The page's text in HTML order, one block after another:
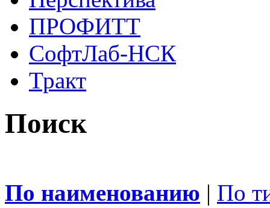
ПРОФИТТ
СофтЛаб-НСК
Тракт
Поиск
По наименованию | По